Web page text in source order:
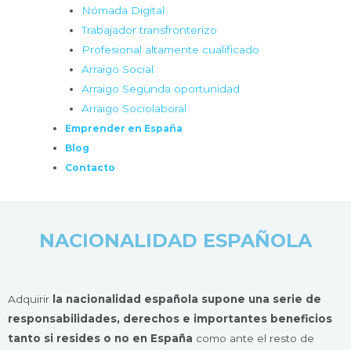
Nómada Digital
Trabajador transfronterizo
Profesional altamente cualificado
Arraigo Social
Arraigo Segunda oportunidad
Arraigo Sociolaboral
Emprender en España
Blog
Contacto
NACIONALIDAD ESPAÑOLA
Adquirir la nacionalidad española supone una serie de
responsabilidades, derechos e importantes beneficios
tanto si resides o no en España como ante el resto de